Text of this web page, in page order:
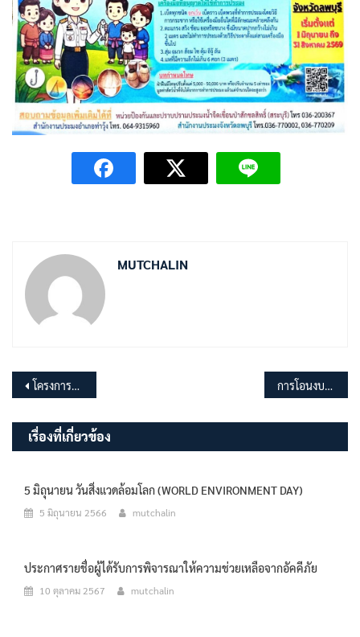
MUTCHALIN
แนะแนว
เรื่อง
โครงการวัด ประชา รัฐ สร้างสุข กิจกรรม”รวมพลังสร้างสัปปายะสู่วัดด้วยวิถี 5ส” (Big cleaning day) การโอนงบประมาณรายจ่าย ประจำปีงบประมาณ พ.ศ.2569 ครั้งที่ 4
เรื่องที่เกี่ยวข้อง
5 มิถุนายน วันสิ่งแวดล้อมโลก (WORLD ENVIRONMENT DAY)
5 มิถุนายน 2566 mutchalin
ประกาศรายชื่อผู้ได้รับการพิจารณาให้ความช่วยเหลือจากอัคคีภัย
10 ตุลาคม 2567 mutchalin